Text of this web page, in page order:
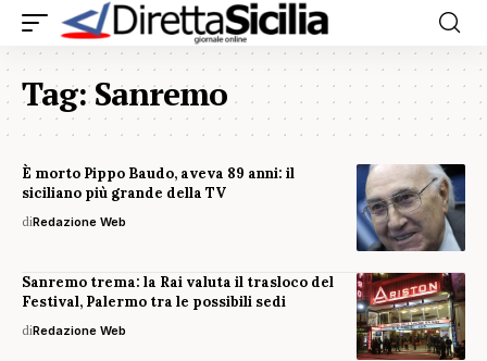
Tag:Sanremo
È morto Pippo Baudo, aveva 89 anni: il
siciliano più grande della TV
diRedazione Web
Sanremo trema: la Rai valuta il trasloco del
Festival, Palermo tra le possibili sedi
diRedazione Web